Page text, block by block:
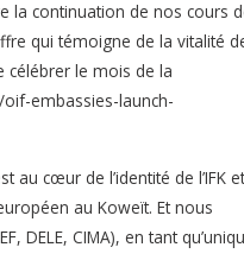
la continuation de nos cours
qui témoigne de la vitalité
célébrer le mois de la
embassies-launch-
cœur de l’identité de l’IFK
au Koweït. Et nous
DELE, CIMA), en tant